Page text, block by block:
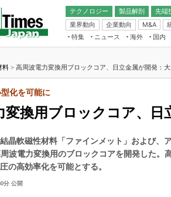
テクノロジー 製品解剖
先端
電池／エネルギー
アナログ
マイコン
業界動向
企業動向 M&A
フィ
読者
エ
特集 ニュース 海外 国内
福田昭のデバイス通信
大山聡の業界スコープ
リタイア直前エンジニアの社会人大
学漂流記
電子ブックレット
料 > 高周波電力変換用ブロックコア、日立金属が開発：大
変換用ブロックコア、日
化を可能に
晶軟磁性材料「ファインメット」および、
波電力変換用のブロックコアを開発した。
の高効率化を可能とする。
分 公開